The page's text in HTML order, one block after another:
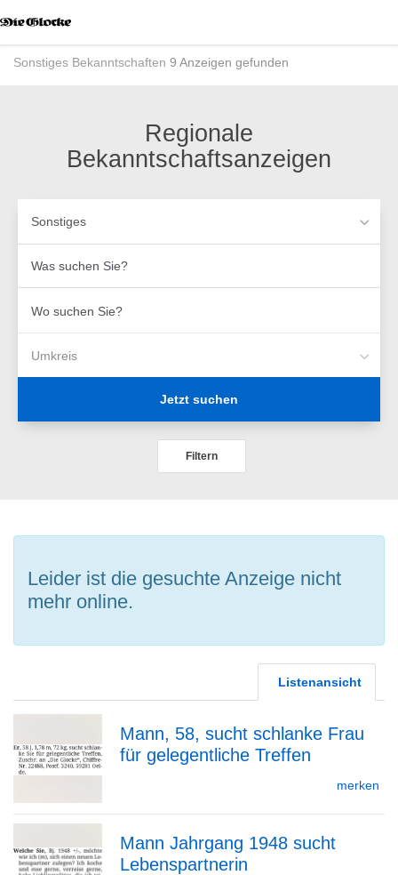
Modus
aktivieren
zurSonstiges Bekanntschaften 9 Anzeigen gefunden
Regionale
Bekanntschaftsanzeigen
Sonstiges
suchen
Sie?
suchen
Umkreis
Jetzt suchen
Filtern
Leider ist die gesuchte Anzeige nicht
mehr online.
Listenansicht
zur
Detailseite
Mann, 58, sucht schlanke Frau
für gelegentliche Treffen
merken
zur
Mann Jahrgang 1948 sucht
Lebenspartnerin